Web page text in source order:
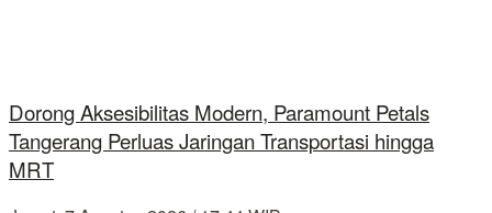
Dorong Aksesibilitas Modern, Paramount Petals
Tangerang Perluas Jaringan Transportasi hingga
MRT